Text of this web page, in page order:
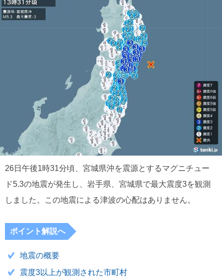
26日午後1時31分頃、宮城県沖を震源とするマグニチュー
ド5.3の地震が発生し、岩手県、宮城県で最大震度3を観測
しました。この地震による津波の心配はありません。
ポイント解説へ
地震の概要
震度3以上が観測された市町村